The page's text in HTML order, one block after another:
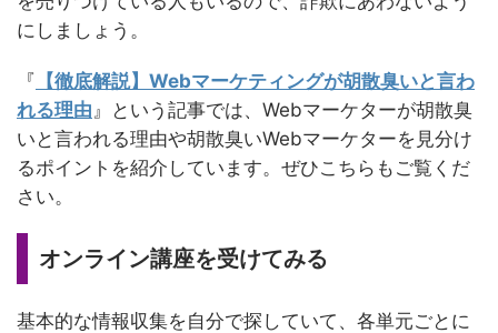
にしましょう。
『 【徹底解説】Webマーケティングが胡散臭いと言わ
れる理由 』という記事では、Webマーケターが胡散臭
いと言われる理由や胡散臭いWebマーケターを見分け
るポイントを紹介しています。ぜひこちらもご覧くだ
さい。
オンライン講座を受けてみる
基本的な情報収集を自分で探していて、各単元ごとに